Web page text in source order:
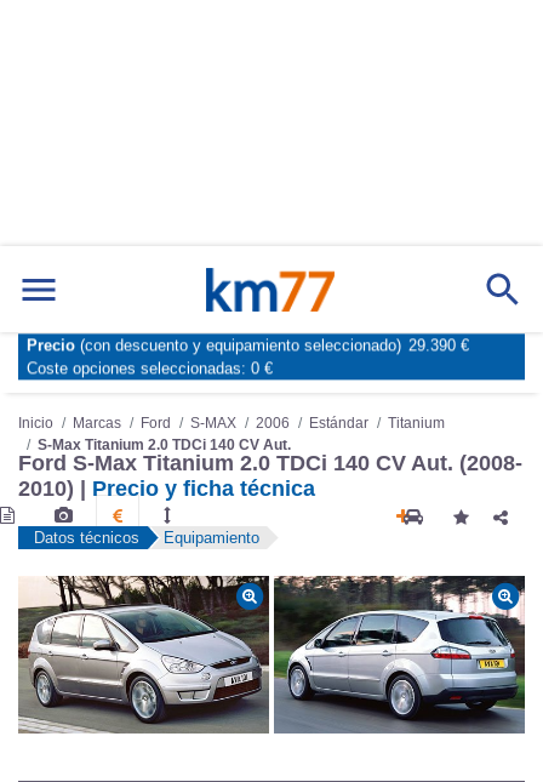
Marcas Comparador de coches
Inicio Marcas Ford S-MAX 2006 Estándar
Titanium
S-Max Titanium 2.0 TDCi 140 CV Aut.
Ford S-Max Titanium 2.0 TDCi 140 CV Aut. (2008-
2010) | Precio y ficha técnica
Datos técnicos Equipamiento
Precio (con descuento y equipamiento seleccionado) 29.390 €
Coste opciones seleccionadas: 0 €